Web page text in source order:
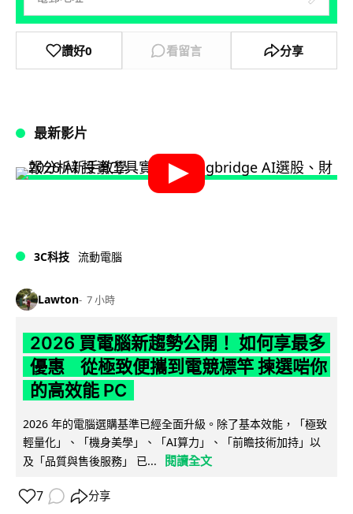
讚好0 看留言 分享
最新影片
3C科技 流動電腦
Lawton 7 小時
2026 買電腦新趨勢公開！ 如何享最多
優惠 從極致便攜到電競標竿 揀選啱你
的高效能 PC
2026 年的電腦選購基準已經全面升級。除了基本效能，「極致
輕量化」、「機身美學」、「AI算力」、「前瞻技術加持」以
及「品質與售後服務」 已...
閱讀全文
7 分享